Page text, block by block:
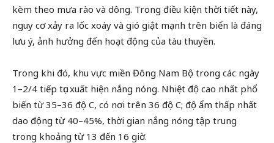
kèm theo mưa rào và dông. Trong điều kiện thời tiết này,
nguy cơ xảy ra lốc xoáy và gió giật mạnh trên biển là đáng
lưu ý, ảnh hưởng đến hoạt động của tàu thuyền.
Trong khi đó, khu vực miền Đông Nam Bộ trong các ngày
1–2/4 tiếp tục xuất hiện nắng nóng. Nhiệt độ cao nhất phổ
biến từ 35–36 độ C, có nơi trên 36 độ C; độ ẩm thấp nhất
dao động từ 40–45%, thời gian nắng nóng tập trung
trong khoảng từ 13 đến 16 giờ.